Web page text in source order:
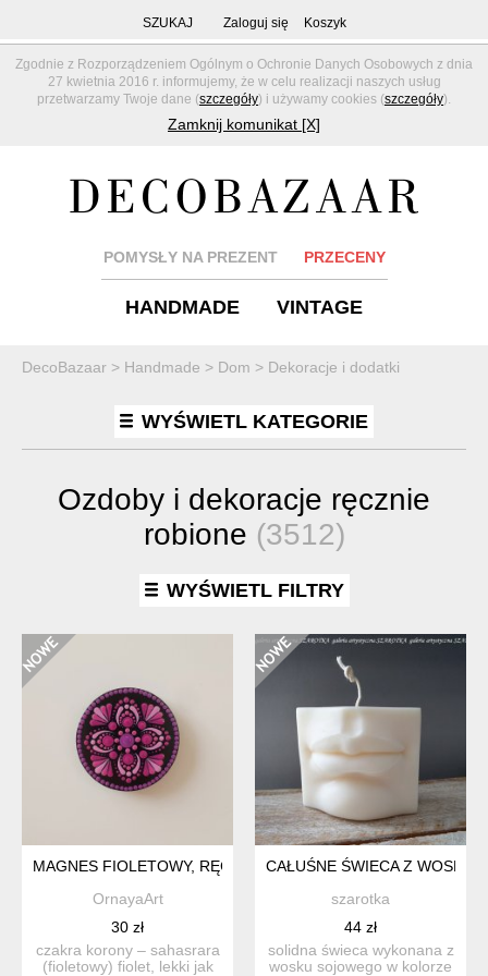
Zgodnie z Rozporządzeniem Ogólnym o Ochronie Danych Osobowych z dnia
27 kwietnia 2016 r. informujemy, że w celu realizacji naszych usług
przetwarzamy Twoje dane (szczegóły) i używamy cookies (szczegóły).
Zamknij komunikat [X]
SZUKAJ Zaloguj się Koszyk
POMYSŁY NA PREZENT PRZECENY
HANDMADE VINTAGE
DecoBazaar > Handmade > Dom > Dekoracje i dodatki
WYŚWIETL KATEGORIE
Ozdoby i dekoracje ręcznie
robione (3512)
WYŚWIETL FILTRY
MAGNES FIOLETOWY, RĘCZNIE MALOWANY, CZAKRA
OrnayaArt
30 zł
czakra korony – sahasrara
(fioletowy) fiolet, lekki jak
CAŁUŚNE ŚWIECA Z WOSKU
szarotka
44 zł
solidna świeca wykonana z
wosku sojowego w kolorze